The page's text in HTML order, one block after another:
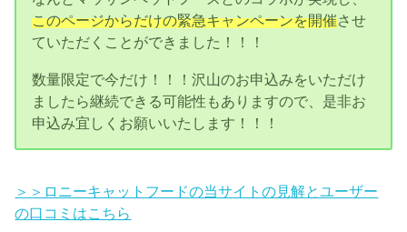
このページからだけの緊急キャンペーンを開催させ
ていただくことができました！！！
数量限定で今だけ！！！沢山のお申込みをいただけ
ましたら継続できる可能性もありますので、是非お
申込み宜しくお願いいたします！！！
＞＞ロニーキャットフードの当サイトの見解とユーザー
の口コミはこちら